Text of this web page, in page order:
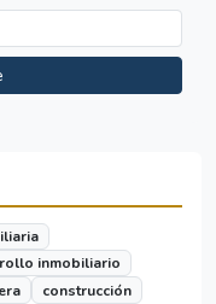
inmobiliario
construcción